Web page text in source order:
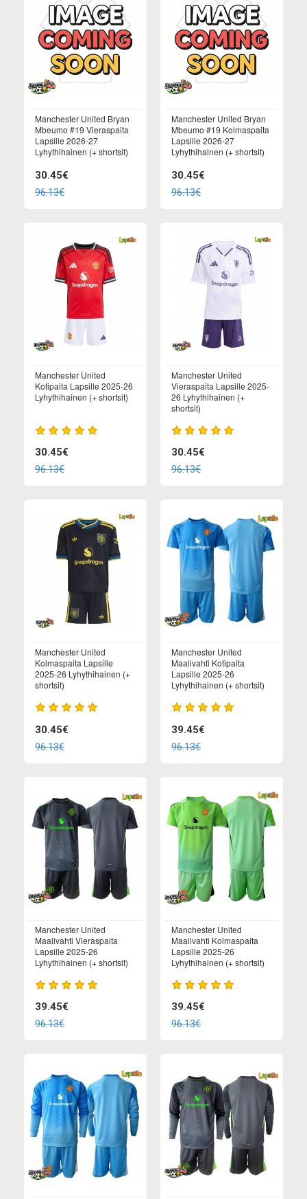
Manchester United Bryan
Mbeumo #19 Vieraspaita
Lapsille 2026-27
Lyhythihainen (+ shortsit)
30.45€
96.13€
Manchester United Bryan
Mbeumo #19 Kolmaspaita
Lapsille 2026-27
Lyhythihainen (+ shortsit)
30.45€
96.13€
Manchester United
Kotipaita Lapsille 2025-26
Lyhythihainen (+ shortsit)
30.45€
96.13€
Manchester United
Vieraspaita Lapsille 2025-
26 Lyhythihainen (+
shortsit)
30.45€
96.13€
Manchester United
Kolmaspaita Lapsille
2025-26 Lyhythihainen (+
shortsit)
30.45€
96.13€
Manchester United
Maalivahti Kotipaita
Lapsille 2025-26
Lyhythihainen (+ shortsit)
39.45€
96.13€
Manchester United
Maalivahti Vieraspaita
Lapsille 2025-26
Lyhythihainen (+ shortsit)
39.45€
96.13€
Manchester United
Maalivahti Kolmaspaita
Lapsille 2025-26
Lyhythihainen (+ shortsit)
39.45€
96.13€